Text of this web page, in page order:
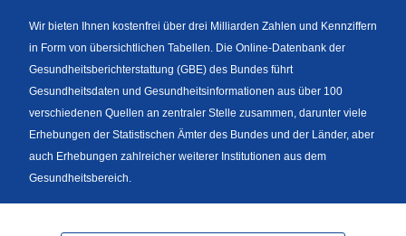
Wir bieten Ihnen kostenfrei über drei Milliarden Zahlen und Kennziffern
in Form von übersichtlichen Tabellen. Die Online-Datenbank der
Gesundheitsberichterstattung (GBE) des Bundes führt
Gesundheitsdaten und Gesundheitsinformationen aus über 100
verschiedenen Quellen an zentraler Stelle zusammen, darunter viele
Erhebungen der Statistischen Ämter des Bundes und der Länder, aber
auch Erhebungen zahlreicher weiterer Institutionen aus dem
Gesundheitsbereich.